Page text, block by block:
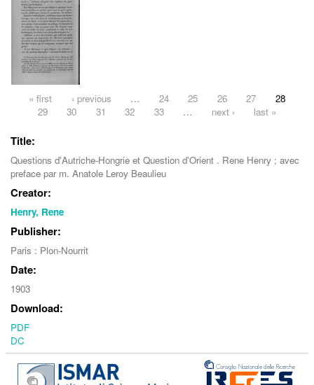
Pages
« first ‹ previous … 24 25 26 27
28
29
30 31 32 33 … next › last »
Title:
Questions d'Autriche-Hongrie et Question d'Orient . Rene Henry ; avec
preface par m. Anatole Leroy Beaulieu
Creator:
Henry, Rene
Publisher:
Paris : Plon-Nourrit
Date:
1903
Download:
PDF
DC